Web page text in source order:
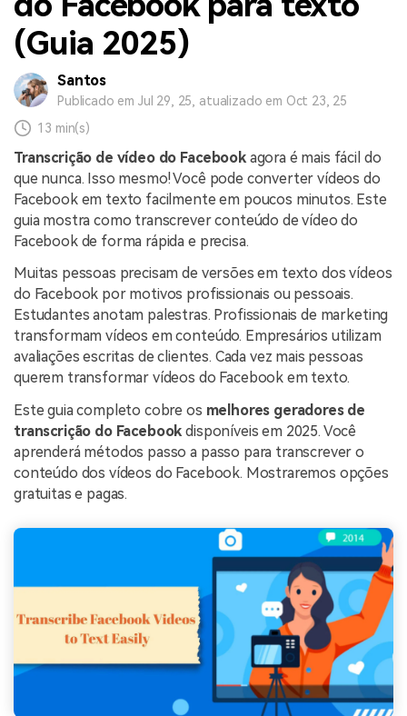
(Guia 2025)
Santos
Publicado em Jul 29, 25, atualizado em Oct 23, 25
13 min(s)
Transcrição de vídeo do Facebookagora é mais fácil do
que nunca. Isso mesmo! Você pode converter vídeos do
Facebook em texto facilmente em poucos minutos. Este
guia mostra como transcrever conteúdo de vídeo do
Facebook de forma rápida e precisa.
Muitas pessoas precisam de versões em texto dos vídeos
do Facebook por motivos profissionais ou pessoais.
Estudantes anotam palestras. Profissionais de marketing
transformam vídeos em conteúdo. Empresários utilizam
avaliações escritas de clientes. Cada vez mais pessoas
querem transformar vídeos do Facebook em texto.
Este guia completo cobre os melhores geradores de
transcrição do Facebook disponíveis em 2025. Você
aprenderá métodos passo a passo para transcrever o
conteúdo dos vídeos do Facebook. Mostraremos opções
gratuitas e pagas.